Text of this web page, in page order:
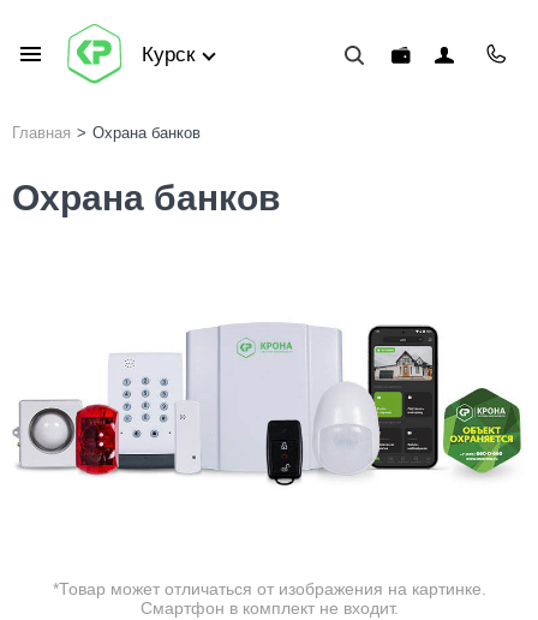
Курск
Главная > Охрана банков
Охрана банков
*Товар может отличаться от изображения на картинке.
Смартфон в комплект не входит.